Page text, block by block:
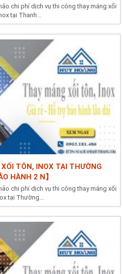
chi phí dịch vụ thi công thay máng xối
tại Thanh...
TÔN, INOX TẠI THƯỜNG
HÀNH 2 N】
chi phí dịch vụ thi công thay máng xối
tại Thường...